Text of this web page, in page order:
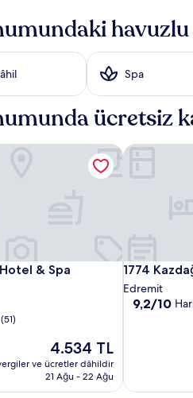
Spa
ücretsiz
Form
Thermal
Hotel
& Spa
& Spa Kazdağları
(51)
Güncel
fiyat:
4.534 TL
4.534 TL
ve ücretler dâhildir
21 Ağu - 22 Ağu
& Spa Kazdağları
1774
Kazdağı
Termal
1774
1774
Edremit
10
9,2/10
1774